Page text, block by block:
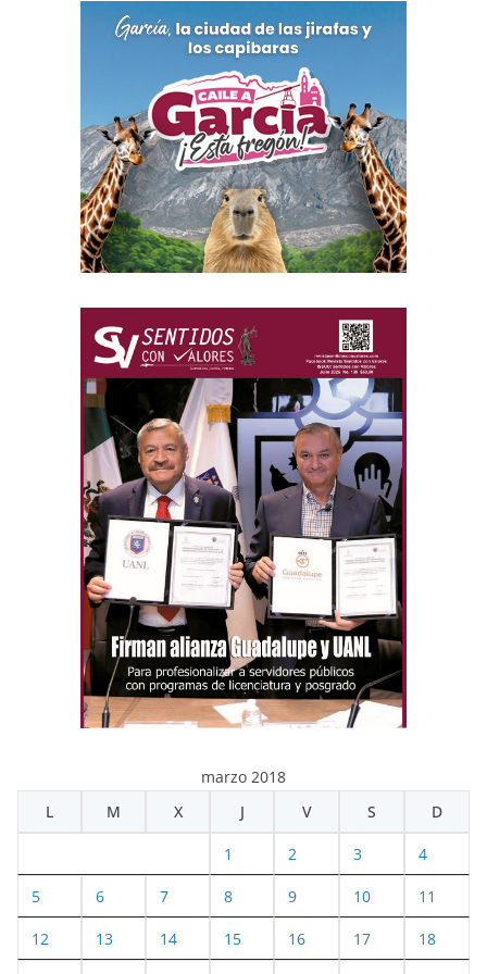
marzo 2018
L
M X J V S D
1 2 3 4
5 6 7 8 9 10 11
12 13 14 15 16 17 18